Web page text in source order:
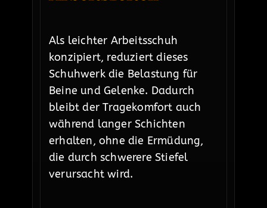
Als leichter Arbeitsschuh
konzipiert, reduziert dieses
Schuhwerk die Belastung für
Beine und Gelenke. Dadurch
bleibt der Tragekomfort auch
während langer Schichten
erhalten, ohne die Ermüdung,
die durch schwerere Stiefel
verursacht wird.